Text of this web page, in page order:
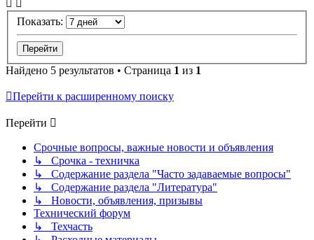
Показать:
Найдено 5 результатов • Страница 1 из 1
Перейти к расширенному поиску
Перейти
Срочные вопросы, важные новости и объявления
↳ Срочка - техничка
↳ Содержание раздела "Часто задаваемые вопросы"
↳ Содержание раздела "Литература"
↳ Новости, объявления, призывы
Технический форум
↳ Техчасть